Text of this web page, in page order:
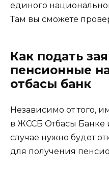
единого
Там вы сможете
Как подать
пенсионные
отбасы банк
Независимо от того,
в ЖССБ Отбасы Банке
случае нужно будет
для получения